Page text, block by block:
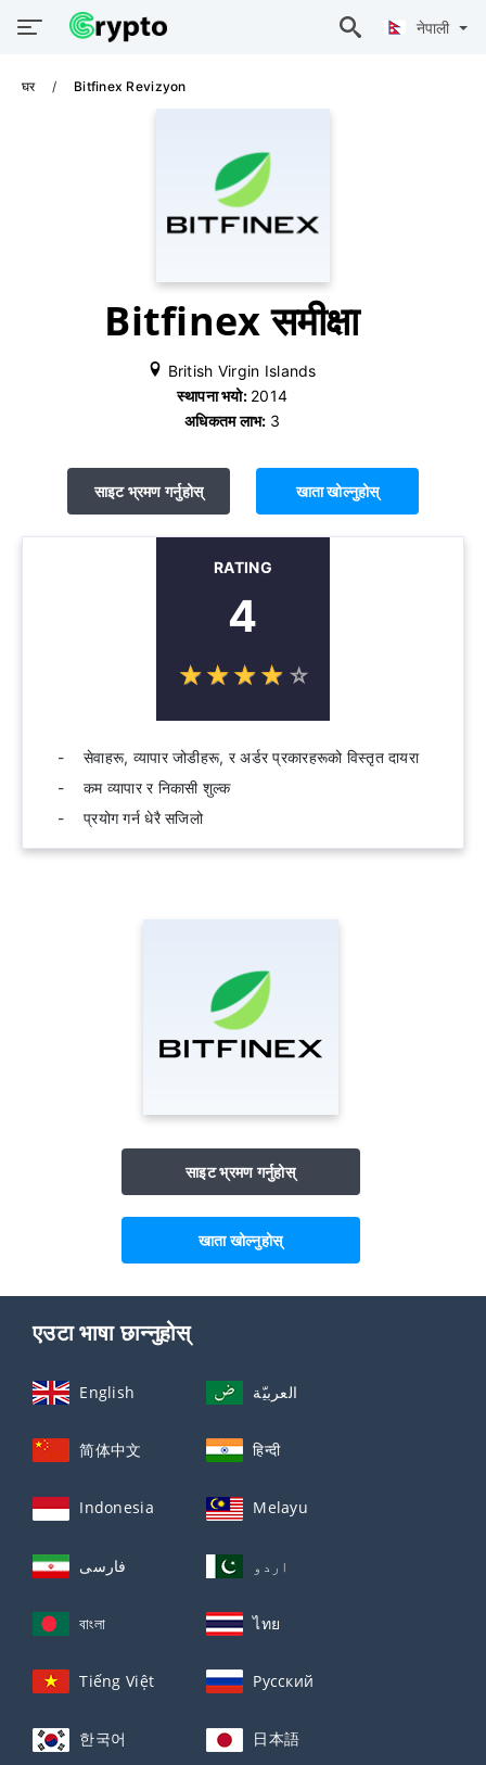
नेपाली
घर Bitfinex Revizyon
Bitfinex समीक्षा
British Virgin Islands
स्थापना भयो: 2014
अधिकतम लाभ: 3
साइट भ्रमण गर्नुहोस् खाता खोल्नुहोस्
RATING
4
☆☆☆☆ ☆
★★★★ ★
सेवाहरू, व्यापार जोडीहरू, र अर्डर प्रकारहरूको विस्तृत दायरा
कम व्यापार र निकासी शुल्क
प्रयोग गर्न धेरै सजिलो
साइट भ्रमण गर्नुहोस्
खाता खोल्नुहोस्
एउटा भाषा छान्नुहोस्
English العربيّة
简体中文 हिन्दी
Indonesia Melayu
فارسی اردو
বাংলা ไทย
Tiếng Việt Русский
한국어 日本語